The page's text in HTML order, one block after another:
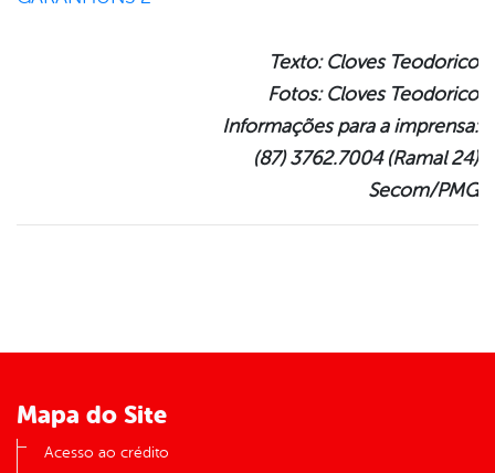
Texto: Cloves Teodorico
Fotos: Cloves Teodorico
Informações para a imprensa:
(87) 3762.7004 (Ramal 24)
Secom/PMG
Mapa do Site
Acesso ao crédito